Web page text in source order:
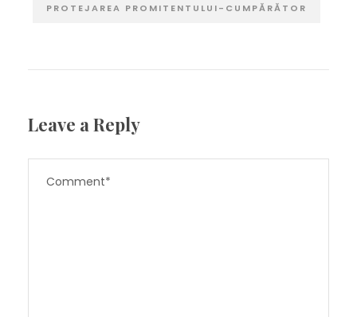
PROTEJAREA PROMITENTULUI-CUMPĂRĂTOR
Leave a Reply